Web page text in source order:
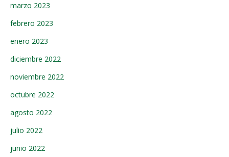
marzo 2023
febrero 2023
enero 2023
diciembre 2022
noviembre 2022
octubre 2022
agosto 2022
julio 2022
junio 2022